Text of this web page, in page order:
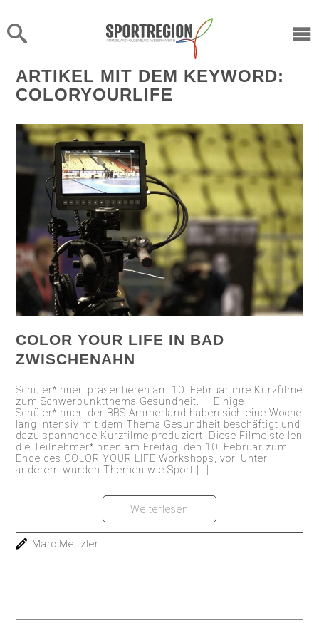
ARTIKEL MIT DEM KEYWORD:
COLORYOURLIFE
COLOR YOUR LIFE IN BAD
ZWISCHENAHN
Schüler*innen präsentieren am 10. Februar ihre Kurzfilme
zum Schwerpunktthema Gesundheit. Einige
Schüler*innen der BBS Ammerland haben sich eine Woche
lang intensiv mit dem Thema Gesundheit beschäftigt und
dazu spannende Kurzfilme produziert. Diese Filme stellen
die Teilnehmer*innen am Freitag, den 10. Februar zum
Ende des COLOR YOUR LIFE Workshops, vor. Unter
anderem wurden Themen wie Sport […]
Weiterlesen
Marc Meitzler